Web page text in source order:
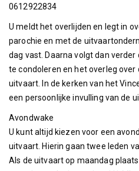
0612922834
U meldt het overlijden en legt in
parochie en met de
dag vast. Daarna volgt dan
te condoleren en het overleg over
uitvaart. In de kerken van het
een persoonlijke invulling van de
Avondwake
U kunt altijd kiezen voor een
uitvaart. Hierin gaan twee leden
Als de uitvaart op maandag